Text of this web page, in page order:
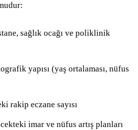
sağlık ocağı ve poliklinik
yapısı (yaş ortalaması, nüfus
rakip eczane sayısı
imar ve nüfus artış planları